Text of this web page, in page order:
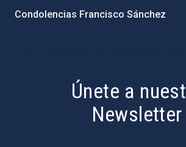
Condolencias Francisco Sánchez
Únete a
Newsletter